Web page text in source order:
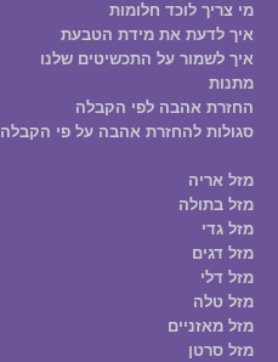
מי צריך לוכד חלומות
איך לדעת את מידת הטבעת
איך לשמור על התכשיטים שלנו
מתנות
החזרת אהבה לפי הקבלה
סגולות להחזרת אהבה על פי הקבלה
מזל אריה
מזל בתולה
מזל גדי
מזל דגים
מזל דלי
מזל טלה
מזל מאזניים
מזל סרטן